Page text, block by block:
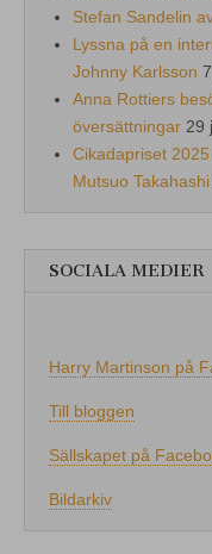
Stefan Sandelin
Lyssna på en
Johnny Karlsson
Anna Rottiers
översättningar 29
Cikadapriset
Mutsuo Takahashi
SOCIALA MEDIER
Harry Martinson på
Till bloggen
Sällskapet på
Bildarkiv